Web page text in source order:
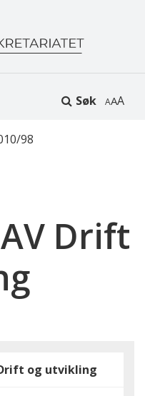
Søk A
98
Drift
og utvikling